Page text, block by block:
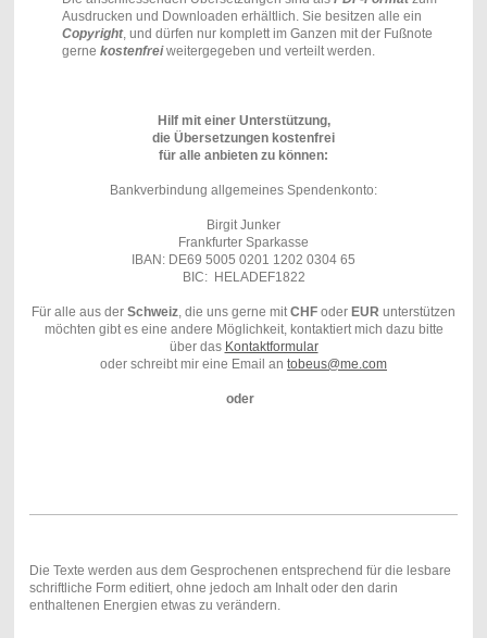
Ausdrucken und Downloaden erhältlich. Sie besitzen alle ein
Copyright, und dürfen nur komplett im Ganzen mit der Fußnote
gerne kostenfreiweitergegeben und verteilt werden.
Hilf mit einer Unterstützung,
die Übersetzungen kostenfrei
für alle anbieten zu können:
Bankverbindung allgemeines Spendenkonto:
Birgit Junker
Frankfurter Sparkasse
IBAN: DE69 5005 0201 1202 0304 65
BIC: HELADEF1822
Für alle aus der Schweiz, die uns gerne mitCHF oder EUR unterstützen
möchten gibt es eine andere Möglichkeit, kontaktiert mich dazu bitte
über das Kontaktformular
oder schreibt mir eine Email an tobeus@me.com
oder
Die Texte werden aus dem Gesprochenen entsprechend für die lesbare
schriftliche Form editiert, ohne jedoch am Inhalt oder den darin
enthaltenen Energien etwas zu verändern.